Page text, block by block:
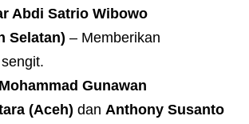
Abdi Satrio Wibowo
Selatan) – Memberikan
Mohammad Gunawan
(Aceh) dan Anthony Susanto